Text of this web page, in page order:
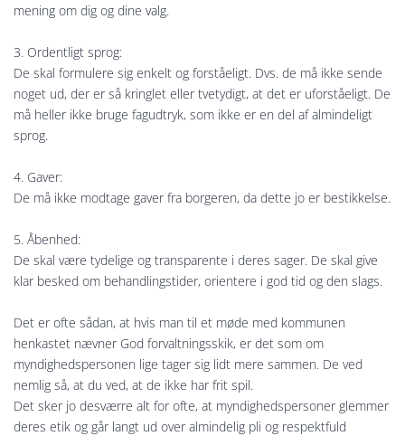
mening om dig og dine valg.
3. Ordentligt sprog:
De skal formulere sig enkelt og forståeligt. Dvs. de må ikke sende
noget ud, der er så kringlet eller tvetydigt, at det er uforståeligt. De
må heller ikke bruge fagudtryk, som ikke er en del af almindeligt
sprog.
4. Gaver:
De må ikke modtage gaver fra borgeren, da dette jo er bestikkelse.
5. Åbenhed:
De skal være tydelige og transparente i deres sager. De skal give
klar besked om behandlingstider, orientere i god tid og den slags.
Det er ofte sådan, at hvis man til et møde med kommunen
henkastet nævner God forvaltningsskik, er det som om
myndighedspersonen lige tager sig lidt mere sammen. De ved
nemlig så, at du ved, at de ikke har frit spil.
Det sker jo desværre alt for ofte, at myndighedspersoner glemmer
deres etik og går langt ud over almindelig pli og respektfuld